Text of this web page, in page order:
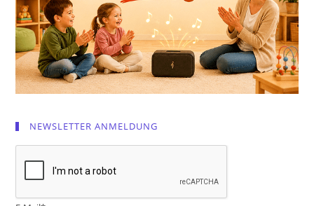
NEWSLETTER ANMELDUNG